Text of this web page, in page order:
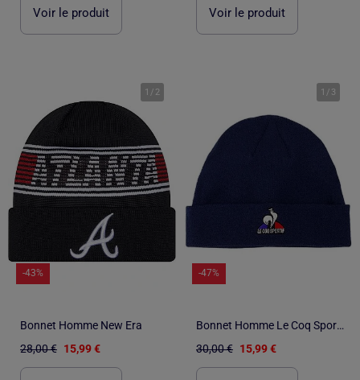
Voir le produit Voir le produit
1 / 2
-43%
Bonnet Homme New Era
28,00 € 15,99 €
1 / 3
-47%
Bonnet Homme Le Coq Sportif
30,00 € 15,99 €